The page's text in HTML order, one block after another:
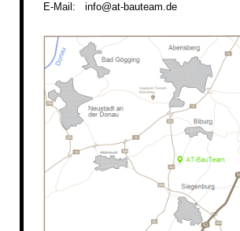
E-Mail: info@at-bauteam.de